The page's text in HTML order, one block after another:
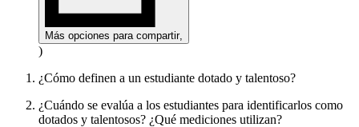
Más opciones para compartir,
)
¿Cómo definen a un estudiante dotado y talentoso?
¿Cuándo se evalúa a los estudiantes para identificarlos como
dotados y talentosos? ¿Qué mediciones utilizan?